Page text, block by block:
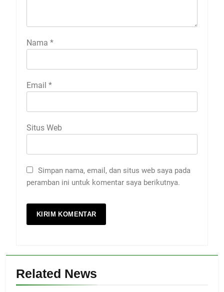
Nama *
Email *
Situs Web
Simpan nama, email, dan situs web saya pada
peramban ini untuk komentar saya berikutnya.
Related News